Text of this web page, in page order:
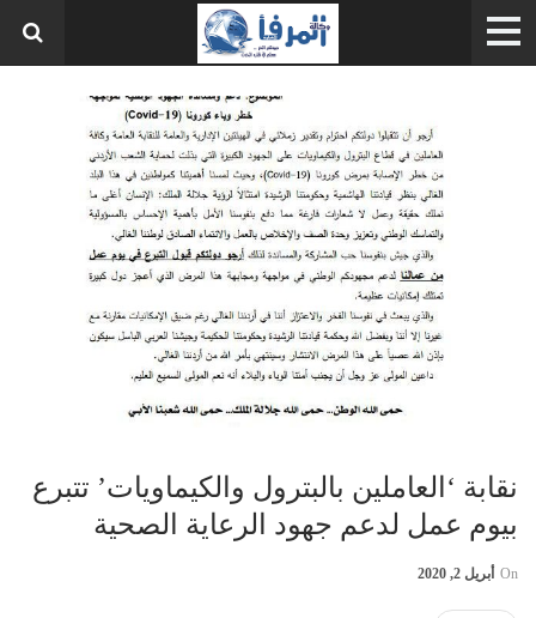
نقابة ‘العاملين بالبترول والكيماويات’ تتبرع
بيوم عمل لدعم جهود الرعاية الصحية
On أبريل 2, 2020